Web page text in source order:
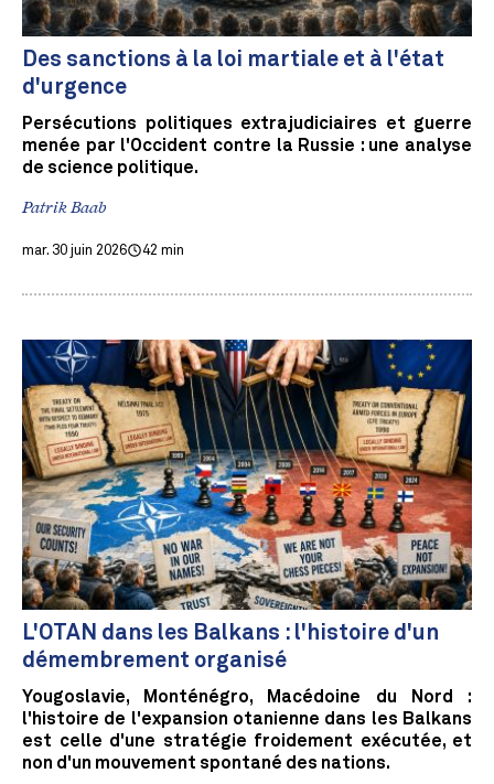
Des sanctions à la loi martiale et à l'état
d'urgence
Persécutions politiques extrajudiciaires et guerre
menée par l'Occident contre la Russie : une analyse
de science politique.
Patrik Baab
mar. 30 juin 2026 42 min
L'OTAN dans les Balkans : l'histoire d'un
démembrement organisé
Yougoslavie, Monténégro, Macédoine du Nord :
l'histoire de l'expansion otanienne dans les Balkans
est celle d'une stratégie froidement exécutée, et
non d'un mouvement spontané des nations.